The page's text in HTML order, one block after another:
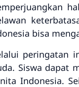
bisa
peringatan
Siswa dapat
Indonesia.